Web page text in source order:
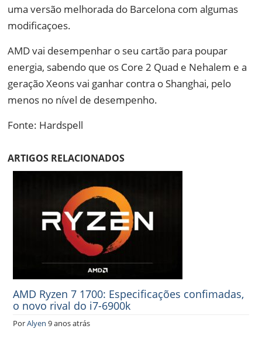
uma versão melhorada do Barcelona com algumas
modificaçoes.
AMD vai desempenhar o seu cartão para poupar
energia, sabendo que os Core 2 Quad e Nehalem e a
geração Xeons vai ganhar contra o Shanghai, pelo
menos no nível de desempenho.
Fonte: Hardspell
ARTIGOS RELACIONADOS
AMD Ryzen 7 1700: Especificações confimadas,
o novo rival do i7-6900k
PorAlyen 9 anos atrás